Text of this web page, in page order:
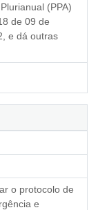
(PPA)
de 09 de
e dá outras
o protocolo de
e